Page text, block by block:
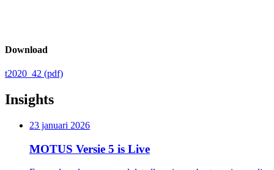
Download
t2020_42 (pdf)
Insights
23 januari 2026
MOTUS Versie 5 is Live